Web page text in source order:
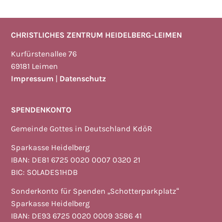
CHRISTLICHES ZENTRUM HEIDELBERG-LEIMEN
Kurfürstenallee 76
69181 Leimen
Impressum | Datenschutz
SPENDENKONTO
Gemeinde Gottes in Deutschland KdöR
Sparkasse Heidelberg
IBAN: DE81 6725 0020 0007 0320 21
BIC: SOLADES1HDB
Sonderkonto für Spenden „Schotterparkplatz“
Sparkasse Heidelberg
IBAN: DE93 6725 0020 0009 3586 41